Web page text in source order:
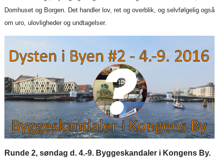
Domhuset og Borgen. Det handler lov, ret og overblik, og selvfølgelig også
om uro, ulovligheder og undtagelser.
Runde 2, søndag d. 4.-9. Byggeskandaler i Kongens By.